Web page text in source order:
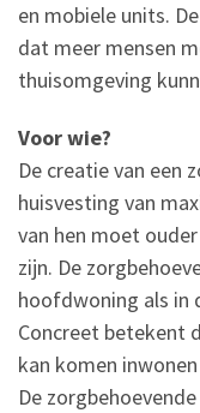
en mobiele units.
dat meer mensen
thuisomgeving
Voor wie?
De creatie van een
huisvesting van
van hen moet
zijn. De
hoofdwoning als in
Concreet betekent
kan komen
De